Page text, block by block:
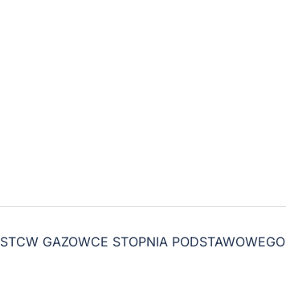
STCW GAZOWCE STOPNIA PODSTAWOWEGO